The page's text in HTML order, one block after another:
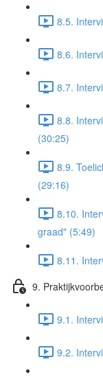
8.5.
8.6.
8.7.
8.8.
(30:25)
8.9.
(29:16)
8.10.
graad" (5:49)
8.11.
9.
9.1.
9.2.